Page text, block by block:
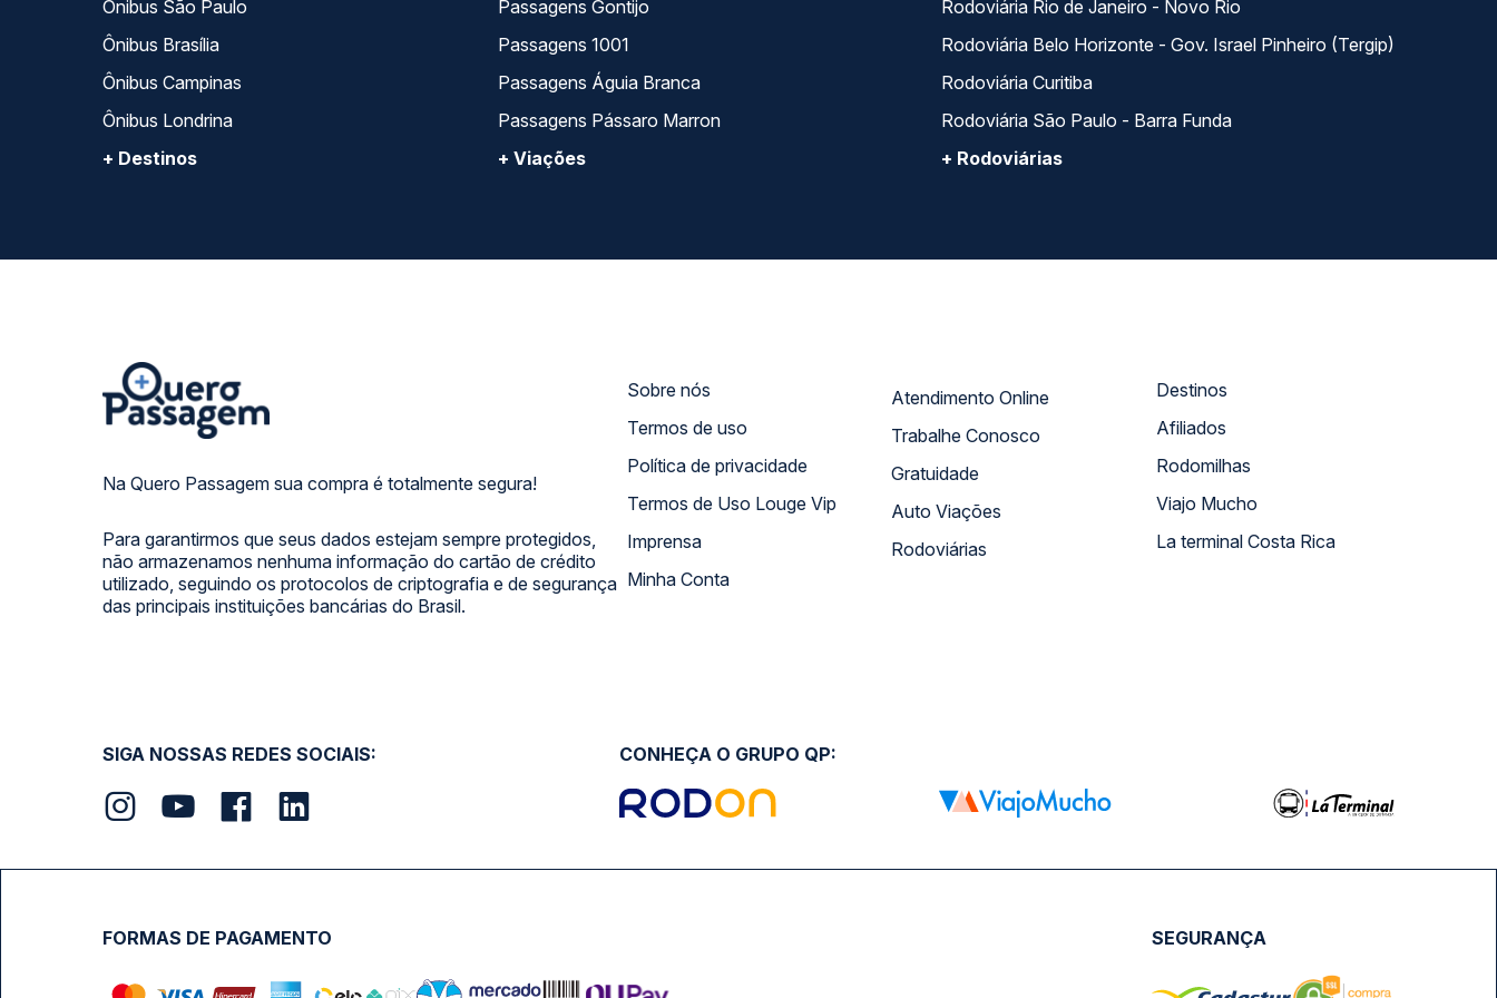
Ônibus São Paulo
Ônibus Brasília
Ônibus Campinas
Ônibus Londrina
+ Destinos
Passagens Gontijo
Passagens 1001
Passagens Águia Branca
Passagens Pássaro Marron
+ Viações
Rodoviária Rio de Janeiro - Novo Rio
Rodoviária Belo Horizonte - Gov. Israel Pinheiro (Tergip)
Rodoviária Curitiba
Rodoviária São Paulo - Barra Funda
+ Rodoviárias
Na Quero Passagem sua compra é totalmente segura!
Para garantirmos que seus dados estejam sempre protegidos,
não armazenamos nenhuma informação do cartão de crédito
utilizado, seguindo os protocolos de criptografia e de segurança
das principais instituições bancárias do Brasil.
Sobre nós
Termos de uso
Política de privacidade
Termos de Uso Louge Vip
Imprensa
Minha Conta
Atendimento Online
Trabalhe Conosco
Gratuidade
Auto Viações
Rodoviárias
Destinos
Afiliados
Rodomilhas
Viajo Mucho
La terminal Costa Rica
SIGA NOSSAS REDES SOCIAIS: CONHEÇA O GRUPO QP:
FORMAS DE PAGAMENTO SEGURANÇA